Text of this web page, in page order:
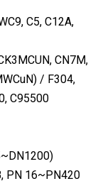
C5, C12A,
CN7M,
/ F304,
C95500
PN 16~PN420